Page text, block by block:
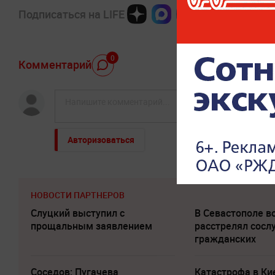
Подписаться на LIFE
Комментарий 0
Авторизоваться
НОВОСТИ ПАРТНЕРОВ
Слуцкий выступил с
прощальным заявлением
В Севастополе
расстрелял
гражданских
Соседов: Пугачева Катастрофа в